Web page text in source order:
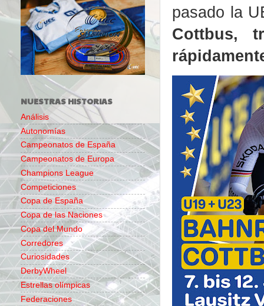
pasado la
Cottbus,
NUESTRAS HISTORIAS
Análisis
Autonomías
Campeonatos de España
Campeonatos de Europa
Champions League
Competiciones
Copa de España
Copa de las Naciones
Copa del Mundo
Corredores
Curiosidades
DerbyWheel
Estrellas olímpicas
Federaciones